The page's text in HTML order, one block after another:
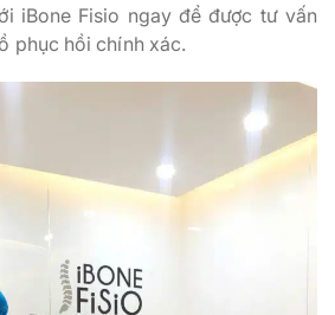
iBone Fisio ngay để được tư vấn
phục hồi chính xác.